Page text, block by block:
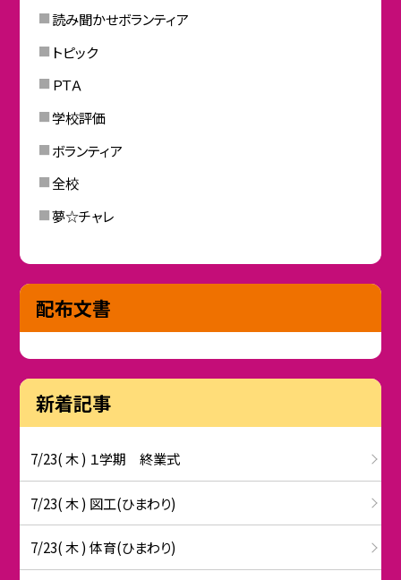
読み聞かせボランティア
トピック
ＰＴＡ
学校評価
ボランティア
全校
夢☆チャレ
配布文書
新着記事
7/23( 木 ) １学期 終業式
7/23( 木 ) 図工(ひまわり)
7/23( 木 ) 体育(ひまわり)